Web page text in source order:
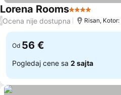
Lorena Rooms4 Zvezdice
/Ocena nije dostupna Risan,
Od 56 €
Pogledaj cene sa 2 sajta